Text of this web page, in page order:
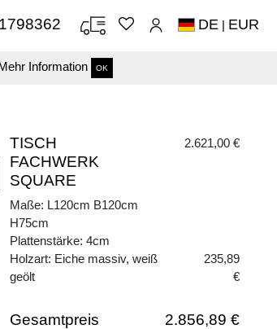
Mehr Information OK
DE | EUR
TISCH
FACHWERK
SQUARE
2.621,00 €
Maße: L120cm B120cm
H75cm
Plattenstärke: 4cm
Holzart: Eiche massiv, weiß
geölt
235,89
€
Gesamtpreis 2.856,89 €